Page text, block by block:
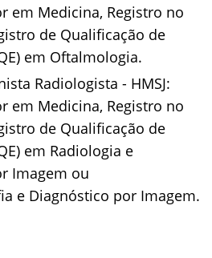
em Medicina, Registro no
de Qualificação de
em Oftalmologia.
Radiologista - HMSJ:
em Medicina, Registro no
de Qualificação de
em Radiologia e
Imagem ou
e Diagnóstico por Imagem.